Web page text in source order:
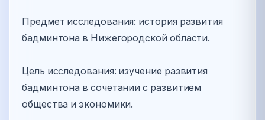
Предмет исследования: история развития
бадминтона в Нижегородской области.
Цель исследования: изучение развития
бадминтона в сочетании с развитием
общества и экономики.